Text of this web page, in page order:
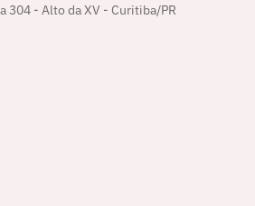
304 - Alto da XV - Curitiba/PR